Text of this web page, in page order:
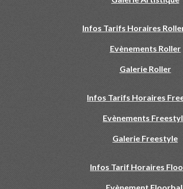
Infos Tarifs Horaires
Evènements Roller
Galerie Roller
Infos Tarifs Horaires
Evènements
Galerie Freestyle
Infos Tarif Horaires